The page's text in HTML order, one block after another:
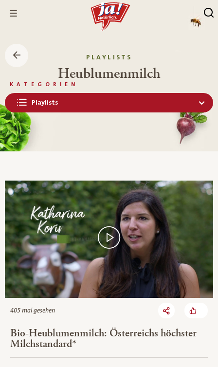
PLAYLISTS
Heublumenmilch
KATEGORIEN
Playlists
405 mal gesehen
Bio-Heublumenmilch: Österreichs höchster
Milchstandard*